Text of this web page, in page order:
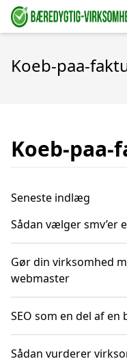
Koeb-paa-
Koeb-
Seneste indlæg
Sådan vælger
Gør din virksomhed
webmaster
SEO som en del af
Sådan vurderer